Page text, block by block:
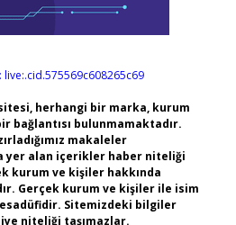
live:.cid.575569c608265c69
herhangi bir marka, kurum
bağlantısı bulunmamaktadır.
makaleler
yer alan içerikler haber niteliği
kurum ve kişiler hakkında
Gerçek kurum ve kişiler ile isim
Sitemizdeki bilgiler
niteliği taşımazlar.